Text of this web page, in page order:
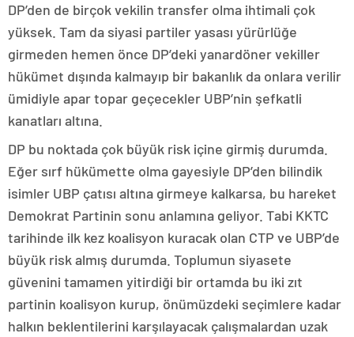
DP’den de birçok vekilin transfer olma ihtimali çok
yüksek. Tam da siyasi partiler yasası yürürlüğe
girmeden hemen önce DP’deki yanardöner vekiller
hükümet dışında kalmayıp bir bakanlık da onlara verilir
ümidiyle apar topar geçecekler UBP’nin şefkatli
kanatları altına.
DP bu noktada çok büyük risk içine girmiş durumda.
Eğer sırf hükümette olma gayesiyle DP’den bilindik
isimler UBP çatısı altına girmeye kalkarsa, bu hareket
Demokrat Partinin sonu anlamına geliyor. Tabi KKTC
tarihinde ilk kez koalisyon kuracak olan CTP ve UBP’de
büyük risk almış durumda. Toplumun siyasete
güvenini tamamen yitirdiği bir ortamda bu iki zıt
partinin koalisyon kurup, önümüzdeki seçimlere kadar
halkın beklentilerini karşılayacak çalışmalardan uzak